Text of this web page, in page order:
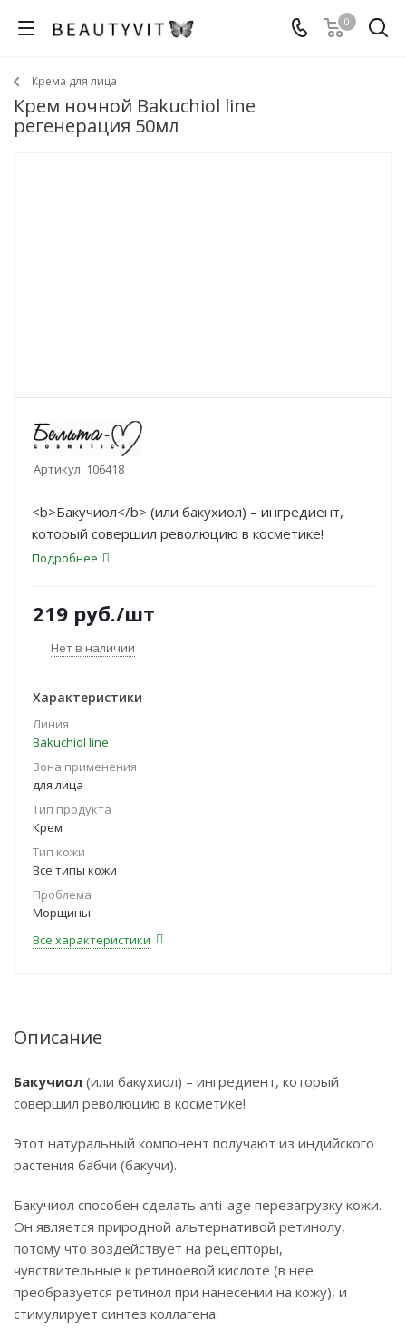
0
Крема для лица
Крем ночной Bakuchiol line
регенерация 50мл
Артикул: 106418
<b>Бакучиол</b> (или бакухиол) – ингредиент,
который совершил революцию в косметике!
Подробнее
219 руб./шт
Нет в наличии
Характеристики
Линия
Bakuchiol line
Зона применения
для лица
Тип продукта
Крем
Тип кожи
Все типы кожи
Проблема
Морщины
Все характеристики
Описание
Бакучиол (или бакухиол) – ингредиент, который
совершил революцию в косметике!
Этот натуральный компонент получают из индийского
растения бабчи (бакучи).
Бакучиол способен сделать anti-age перезагрузку кожи.
Он является природной альтернативой ретинолу,
потому что воздействует на рецепторы,
чувствительные к ретиноевой кислоте (в нее
преобразуется ретинол при нанесении на кожу), и
стимулирует синтез коллагена.